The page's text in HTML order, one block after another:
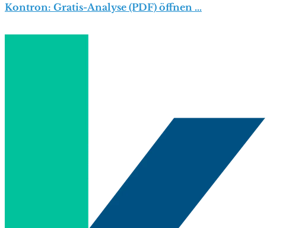
Kontron: Gratis-Analyse (PDF) öffnen …